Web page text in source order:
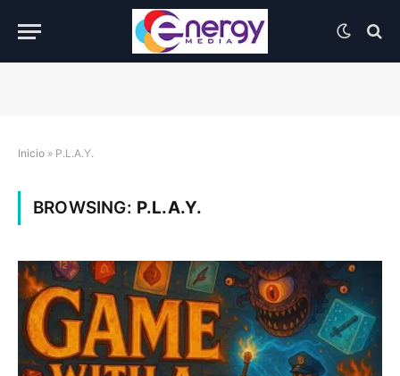
Inicio » P.L.A.Y.
BROWSING: P.L.A.Y.